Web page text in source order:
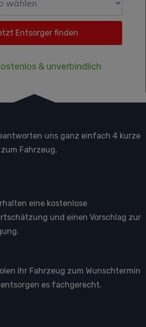
& unverbindlich
uns ganz einfach 4 kurze
Fahrzeug.
eine kostenlose
und einen Vorschlag zur
Ihr Fahrzeug zum Wunschtermin
es fachgerecht.